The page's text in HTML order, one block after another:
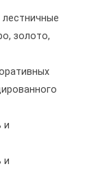
золото,
и
и